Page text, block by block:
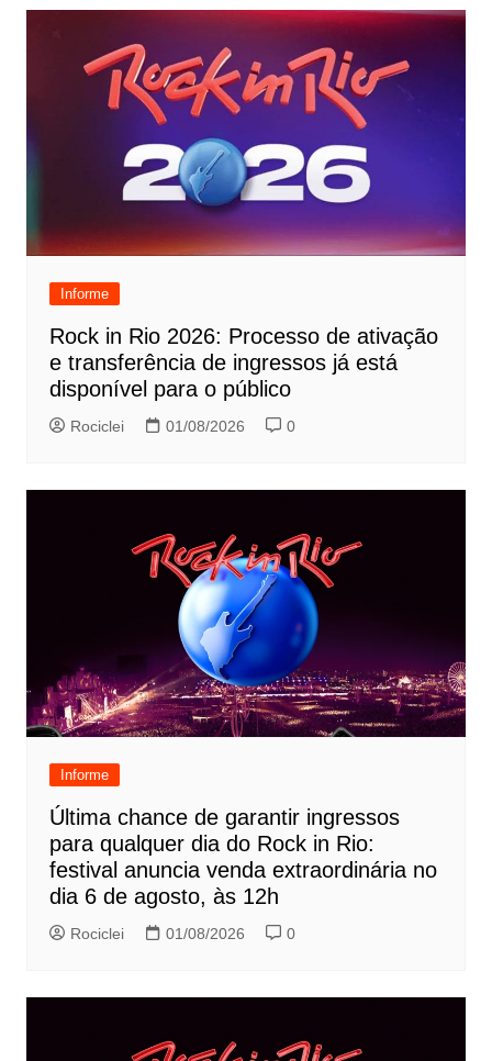
Informe
Rock in Rio 2026: Processo de ativação
e transferência de ingressos já está
disponível para o público
Rociclei 01/08/2026 0
Informe
Última chance de garantir ingressos
para qualquer dia do Rock in Rio:
festival anuncia venda extraordinária no
dia 6 de agosto, às 12h
Rociclei 01/08/2026 0